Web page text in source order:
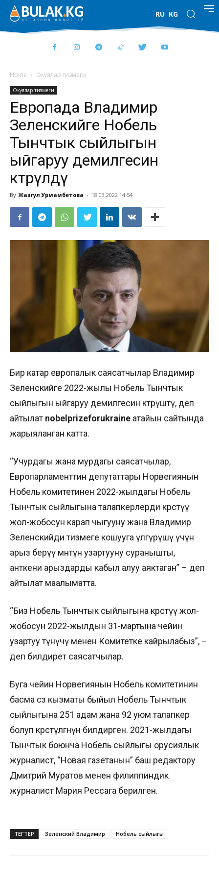
RU KG
Home Окуялар тизмеги
Окуялар тизмеги
Европада Владимир
Зеленскийге Нобель
Тынчтык сыйлыгын
ыйгаруу демилгесин
көтөрүлдү
By Жазгул Урмамбетова - 18.03.2022 14:54
Бир катар европалык саясатчылар Владимир
Зеленскийге 2022-жылы Нобель Тынчтык
сыйлыгын ыйгаруу демилгесин көтөрүштү, деп
айтылат nobelprizeforukraine атайын сайтында
жарыяланган катта.
“Учурдагы жана мурдагы саясатчылар,
Европарламенттин депутаттары Норвегиянын
Нобель комитетинен 2022-жылдагы Нобель
Тынчтык сыйлыгына талапкерлерди көрсөтүү
жол-жобосун карап чыгууну жана Владимир
Зеленскийди тизмеге кошууга үлгүрүшү үчүн
арыз берүү мөөнөтүн узартууну суранышты,
анткени арыздарды кабыл алуу аяктаган” – деп
айтылат маалыматта.
“Биз Нобель Тынчтык сыйлыгына көрсөтүү жол-
жобосун 2022-жылдын 31-мартына чейин
узартуу өтүнүчү менен Комитетке кайрылабыз”, –
деп билдирет саясатчылар.
Буга чейин Норвегиянын Нобель комитетинин
басма сөз кызматы быйыл Нобель Тынчтык
сыйлыгына 251 адам жана 92 уюм талапкер
болуп көрсөтүлгөнүн билдирген. 2021-жылдагы
Тынчтык боюнча Нобель сыйлыгы орусиялык
журналист, “Новая газетанын” баш редактору
Дмитрий Муратов менен филиппиндик
журналист Мария Рессага берилген.
ТЕГТЕР Зеленский Владимир Нобель сыйлыгы